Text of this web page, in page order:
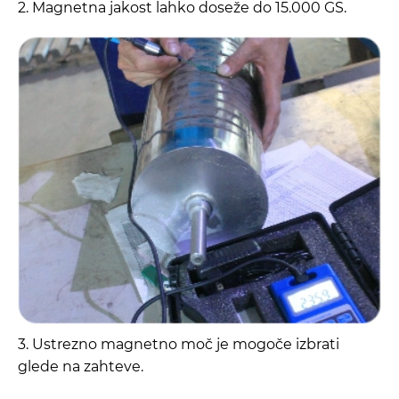
2. Magnetna jakost lahko doseže do 15.000 GS.
3. Ustrezno magnetno moč je mogoče izbrati
glede na zahteve.